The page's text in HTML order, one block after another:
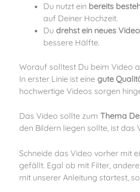
Du nutzt ein bereits
auf Deiner Hochzeit.
Du drehst ein neues
bessere Hälfte.
Worauf solltest Du beim Video
In erster Linie ist eine gute
hochwertige Videos sorgen
Das Video sollte zum Thema
den Bildern liegen sollte, ist das
Schneide das Video vorher mit einem Bearbeitungsprogramm auf die richtige Länge und bearbeite es so, wie es Dir
gefällt. Egal ob mit Filter,
mit unserer Anleitung startest,